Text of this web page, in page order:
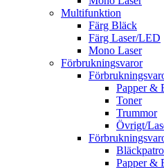
Multifunktion
Färg Bläck
Färg Laser/LED
Mono Laser
Förbrukningsvaror
Papper &
Toner
Trummor
Övrigt/
Papper &